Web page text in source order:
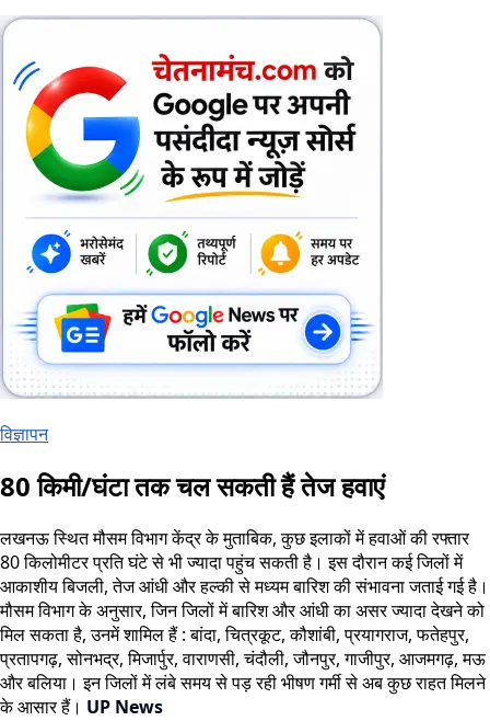
विज्ञापन
80 किमी/घंटा तक चल सकती हैं तेज हवाएं
लखनऊ स्थित मौसम विभाग केंद्र के मुताबिक, कुछ इलाकों में हवाओं की रफ्तार
80 किलोमीटर प्रति घंटे से भी ज्यादा पहुंच सकती है। इस दौरान कई जिलों में
आकाशीय बिजली, तेज आंधी और हल्की से मध्यम बारिश की संभावना जताई गई है।
मौसम विभाग के अनुसार, जिन जिलों में बारिश और आंधी का असर ज्यादा देखने को
मिल सकता है, उनमें शामिल हैं : बांदा, चित्रकूट, कौशांबी, प्रयागराज, फतेहपुर,
प्रतापगढ़, सोनभद्र, मिजार्पुर, वाराणसी, चंदौली, जौनपुर, गाजीपुर, आजमगढ़, मऊ
और बलिया। इन जिलों में लंबे समय से पड़ रही भीषण गर्मी से अब कुछ राहत मिलने
के आसार हैं। UP News